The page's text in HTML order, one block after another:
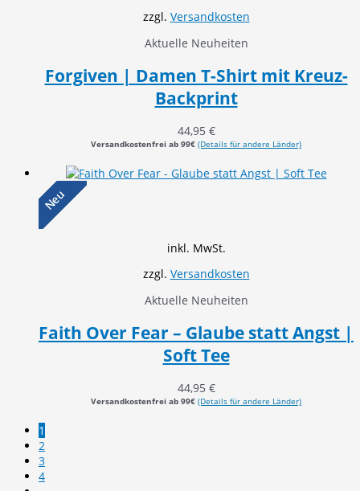
zzgl. Versandkosten
Aktuelle Neuheiten
Forgiven | Damen T-Shirt mit Kreuz-
Backprint
44,95 €
Versandkostenfrei ab 99€ (Details für andere Länder)
Neu
inkl. MwSt.
zzgl. Versandkosten
Aktuelle Neuheiten
Faith Over Fear – Glaube statt Angst |
Soft Tee
44,95 €
Versandkostenfrei ab 99€ (Details für andere Länder)
1
2
3
4